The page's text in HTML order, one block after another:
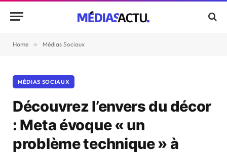
Home » Médias Sociaux
MÉDIAS SOCIAUX
Découvrez l’envers du décor
: Meta évoque « un
problème technique » à